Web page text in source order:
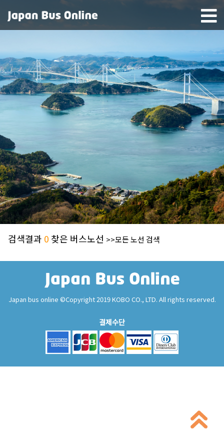
검색결과 0 찾은 버스노선 >>모든 노선 검색
Japan bus online ©Copyright 2019 KOBO CO., LTD. All rights reserved.
결제수단